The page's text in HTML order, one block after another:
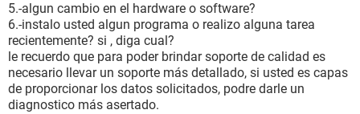
5.-algun cambio en el hardware o software?
6.-instalo usted algun programa o realizo alguna tarea
recientemente? si , diga cual?
le recuerdo que para poder brindar soporte de calidad es
necesario llevar un soporte más detallado, si usted es capas
de proporcionar los datos solicitados, podre darle un
diagnostico más asertado.